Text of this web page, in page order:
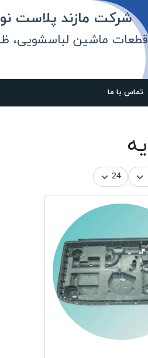
پلاست
قطعات ماشین لباسشویی،
تماس با ما